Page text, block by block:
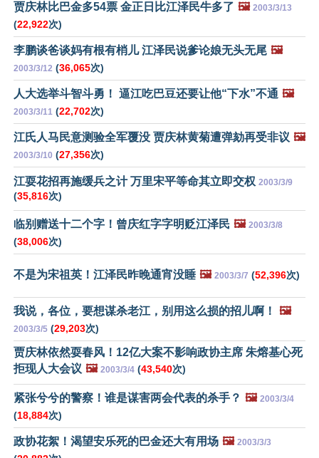
贾庆林比巴金多54票 金正日比江泽民牛多了 🖼️ 2003/3/13
(22,922次)
李鹏谈爸谈妈有根有梢儿 江泽民说爹论娘无头无尾 🖼️
2003/3/12 (36,065次)
人大选举斗智斗勇！ 逼江吃巴豆还要让他“下水”不通 🖼️
2003/3/11 (22,702次)
江氏人马民意测验全军覆没 贾庆林黄菊遭弹劾再受非议 🖼️
2003/3/10 (27,356次)
江耍花招再施缓兵之计 万里宋平等命其立即交权 2003/3/9
(35,816次)
临别赠送十二个字！曾庆红字字明贬江泽民 🖼️ 2003/3/8
(38,006次)
不是为宋祖英！江泽民昨晚通宵没睡 🖼️ 2003/3/7 (52,396次)
我说，各位，要想谋杀老江，别用这么损的招儿啊！ 🖼️
2003/3/5 (29,203次)
贾庆林依然耍春风！12亿大案不影响政协主席 朱熔基心死
拒现人大会议 🖼️ 2003/3/4 (43,540次)
紧张兮兮的警察！谁是谋害两会代表的杀手？ 🖼️ 2003/3/4
(18,884次)
政协花絮！渴望安乐死的巴金还大有用场 🖼️ 2003/3/3